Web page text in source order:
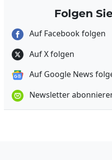
Folgen
Auf Facebook folgen
Auf X folgen
Auf Google News
Newsletter